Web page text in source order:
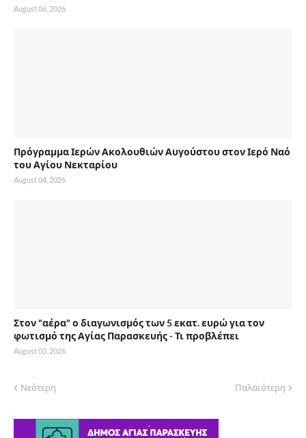
August 06, 2026
Πρόγραμμα Ιερών Ακολουθιών Αυγούστου στον Ιερό Ναό
του Αγίου Νεκταρίου
August 04, 2026
Στον "αέρα" ο διαγωνισμός των 5 εκατ. ευρώ για τον
φωτισμό της Αγίας Παρασκευής - Τι προβλέπει
August 03, 2026
Νεότερη Παλαιότερη